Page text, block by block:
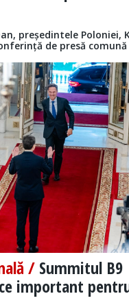
președintele
de presă
/ Summitul B9
important